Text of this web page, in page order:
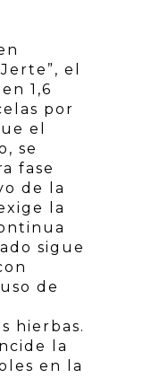
el
1,6
por
el
se
fase
de la
la
sigue
de
hierbas.
la
en la